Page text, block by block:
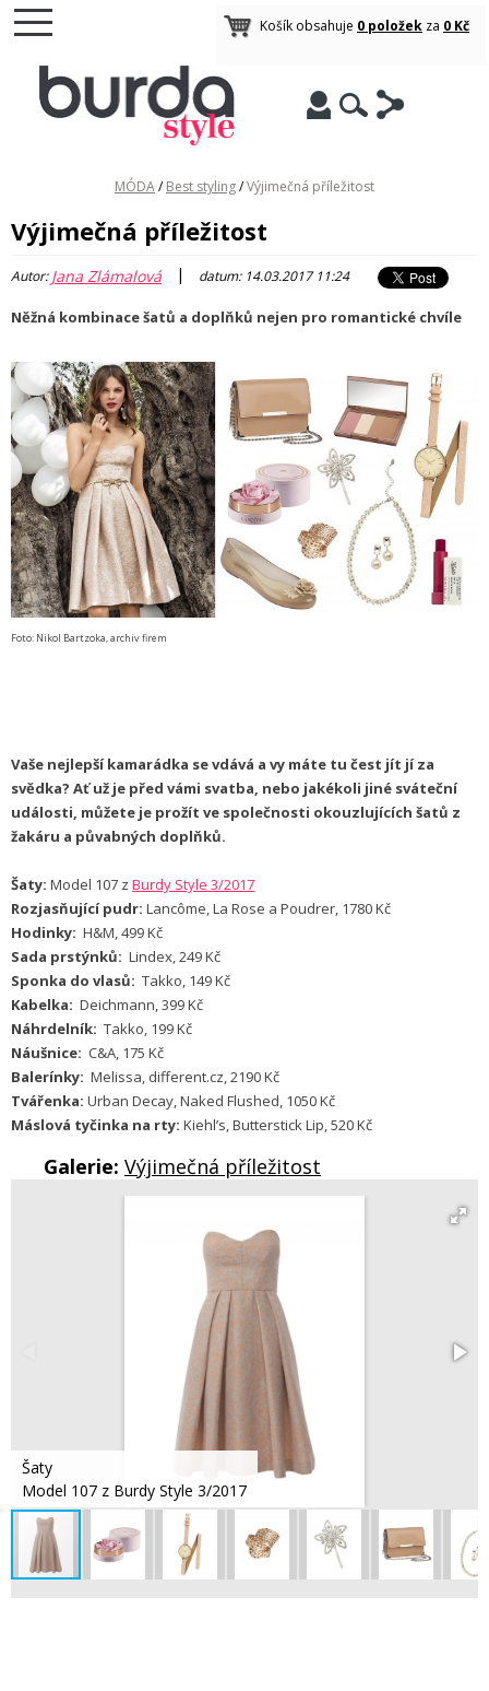
Košík obsahuje 0 položek za 0 Kč
MÓDA/ Best styling/Výjimečná příležitost
Výjimečná příležitost
Autor:Jana Zlámalová | datum: 14.03.2017 11:24
Něžná kombinace šatů a doplňků nejen pro romantické chvíle
Foto: Nikol Bartzoka, archiv firem
Vaše nejlepší kamarádka se vdává a vy máte tu čest jít jí za
svědka? Ať už je před vámi svatba, nebo jakékoli jiné sváteční
události, můžete je prožít ve společnosti okouzlujících šatů z
žakáru a půvabných doplňků.
Šaty: Model 107 z Burdy Style 3/2017
Rozjasňující pudr: Lancôme, La Rose a Poudrer, 1780 Kč
Hodinky: H&M, 499 Kč
Sada prstýnků: Lindex, 249 Kč
Sponka do vlasů: Takko, 149 Kč
Kabelka: Deichmann, 399 Kč
Náhrdelník: Takko, 199 Kč
Náušnice: C&A, 175 Kč
Balerínky: Melissa, different.cz, 2190 Kč
Tvářenka: Urban Decay, Naked Flushed, 1050 Kč
Máslová tyčinka na rty: Kiehl’s, Butterstick Lip, 520 Kč
Galerie: Výjimečná příležitost
Šaty
Model 107 z Burdy Style 3/2017